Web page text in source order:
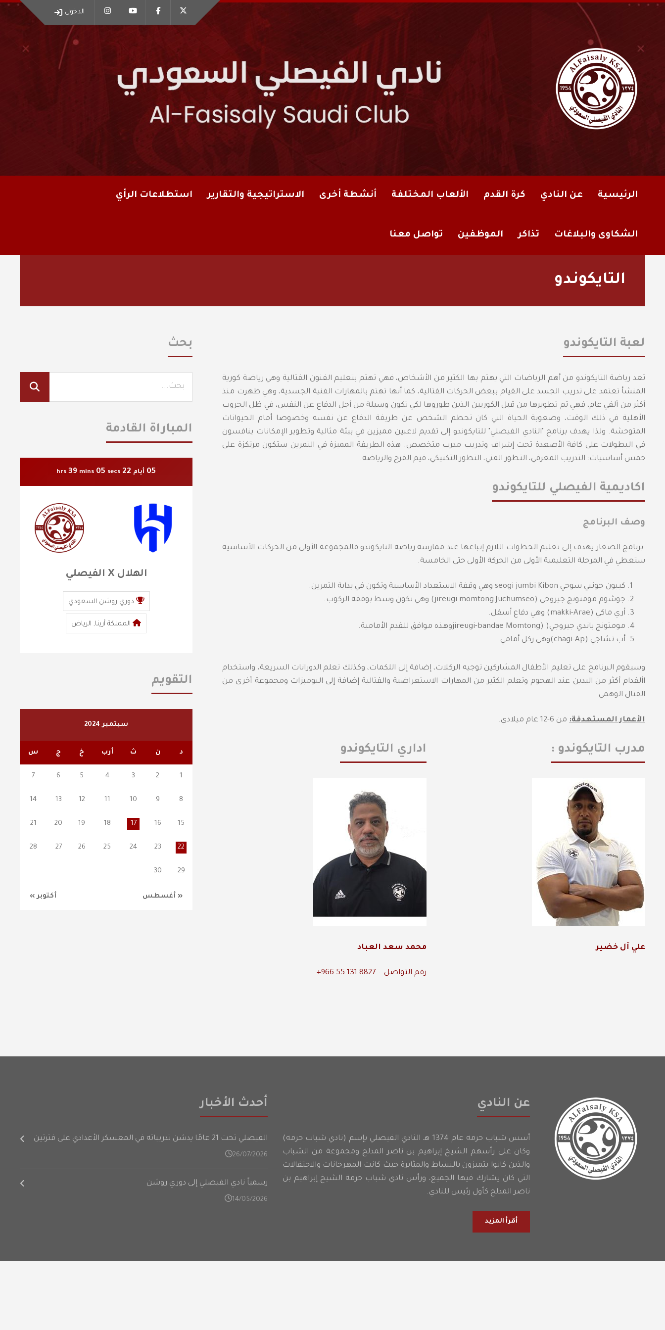
الدخول
الرئيسية عن النادي كرة القدم الألعاب المختلفة أنشطة أخرى الاستراتيجية والتقارير استطلاعات الرأي
الشكاوى والبلاغات تذاكر الموظفين تواصل معنا
التايكوندو
لعبة التايكوندو
تعد رياضة التايكوندو من أهم الرياضات التي يهتم بها الكثير من الأشخاص، فهي تهتم بتعليم الفنون القتالية وهي رياضة كورية
المنشأ تعتمد على تدريب الجسد على القيام ببعض الحركات القتالية، كما أنها تهتم بالمهارات الفنية الجسدية، وهي ظهرت منذ
أكثر من ألفي عام، فهي تم تطويرها من قبل الكوريين الذين طوروها لكي تكون وسيلة من أجل الدفاع عن النفس، في ظل الحروب
الأهلية في ذلك الوقت، وصعوبة الحياة التي كان تحطم الشخص عن طريقة الدفاع عن نفسه وخصوصا أمام الحيوانات
المتوحشة. ولذا يهدف برنامج "النادي الفيصلي" للتايكوندو إلى تقديم لاعبين مميزين في بيئة مثالية وتطوير الإمكانات ينافسون
في البطولات على كافة الأصعدة تحت إشراف وتدريب مدرب متخصص. هذه الطريقة المميزة في التمرين ستكون مرتكزة على
خمس أساسيات: التدريب المعرفي، التطور الفني، التطور التكتيكي، قيم الفرح والرياضة.
اكاديمية الفيصلي للتايكوندو
وصف البرنامج
برنامج الصغار يهدف إلى تعليم الخطوات اللازم إتباعها عند ممارسة رياضة التايكوندو فالمجموعة الأولى من الحركات الأساسية
ستعطي في المرحلة التعليمية الأولى من الحركة الأولى حتى الخامسة.
كيبون جونبي سوحي seogi jumbi Kibon وهي وقفة الاستعداد الأساسية وتكون في بداية التمرين.
جوشوم مومتونج جيروجي (jireugi momtong Juchumseo) وهي تكون وسط بوقفة الركوب.
أري ماكي (makki-Arae) وهي دفاع أسفل.
مومتونج باندي جيروجي( (jireugi-bandae Momtongوهذه موافق للقدم الأمامية.
أب تشاجي (chagi-Ap)وهي ركل أمامي.
وسيقوم البرنامج على تعليم الأطفال المشاركين توجيه الركلات، إضافة إلى اللكمات، وكذلك تعلم الدورانات السريعة، واستخدام
األقدام أكثر من اليدين عند الهجوم وتعلم الكثير من المهارات الاستعراضية والقتالية إضافة إلى البومبزات ومجموعة أخرى من
القتال الوهمي
الأعمار المستهدفة: من 6-12 عام ميلادي.
مدرب التايكوندو : اداري التايكوندو
علي آل خضير محمد سعد العباد
رقم التواصل : 8827 131 55 966+
بحث
المباراة القادمة
05 أيام 22
hrs 39 mins 04 secs
الهلال X الفيصلي
دوري روشن السعودي
المملكة أرينا, الرياض
التقويم
سبتمبر 2024
د ن ث أرب خ ج س
« أغسطس أكتوبر »
1
2
3
4
5
6
7
8
9
10
11
12
13
14
15
16
17
18
19
20
21
22
23
24
25
26
27
28
29
30
عن النادي
أسس شباب حرمه عام 1374 هـ النادي الفيصلي بإسم (نادي شباب حرمه)
وكان على رأسهم الشيخ إبراهيم بن ناصر المدلج ومجموعة من الشباب
والذين كانوا يتميزون بالنشاط والمثابرة حيث كانت المهرجانات والاحتفالات
التي كان يشارك فيها الجميع، ورأس نادي شباب حرمة الشيخ إبراهيم بن
ناصر المدلج كأول رئيس للنادي.
أقرأ المزيد
أحدث الأخبار
الفيصلي تحت 21 عامًا يدشن تدريباته في المعسكر الأعدادي على فترتين
26/07/2026
رسمياً نادي الفيصلي إلى دوري روشن
14/05/2026